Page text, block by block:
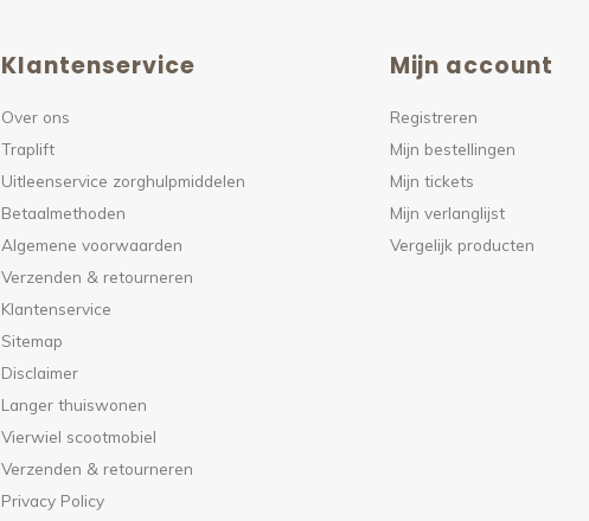
Klantenservice
Over ons
Traplift
Uitleenservice zorghulpmiddelen
Betaalmethoden
Algemene voorwaarden
Verzenden & retourneren
Klantenservice
Sitemap
Disclaimer
Langer thuiswonen
Vierwiel scootmobiel
Verzenden & retourneren
Privacy Policy
Mijn account
Registreren
Mijn bestellingen
Mijn tickets
Mijn verlanglijst
Vergelijk producten